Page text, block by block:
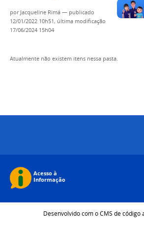
por Jacqueline Rimá — publicado
12/01/2022 10h51, última modificação
17/06/2024 15h04
Atualmente não existem itens nessa pasta.
Desenvolvido com o CMS de código